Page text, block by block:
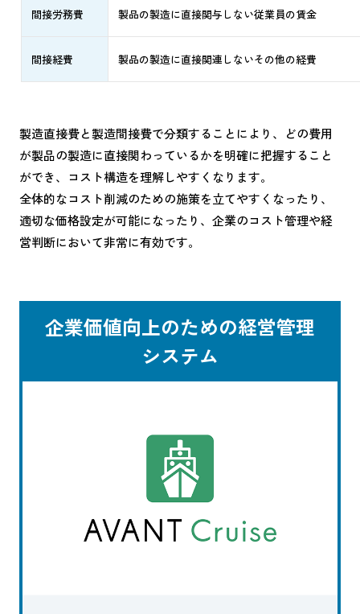
間接労務費 製品の製造に直接関与しない従業員の賃金
間接経費 製品の製造に直接関連しないその他の経費
製造直接費と製造間接費で分類することにより、どの費用
が製品の製造に直接関わっているかを明確に把握すること
ができ、コスト構造を理解しやすくなります。
全体的なコスト削減のための施策を立てやすくなったり、
適切な価格設定が可能になったり、企業のコスト管理や経
営判断において非常に有効です。
企業価値向上のための経営管理
システム